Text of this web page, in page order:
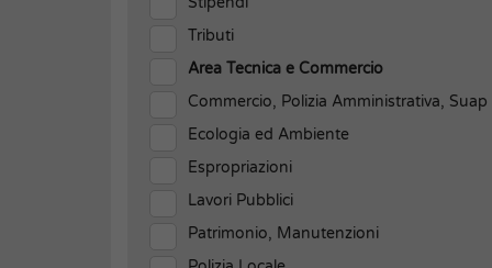
Tributi
Area Tecnica e Commercio
Commercio, Polizia Amministrativa, Suap
Ecologia ed Ambiente
Espropriazioni
Lavori Pubblici
Patrimonio, Manutenzioni